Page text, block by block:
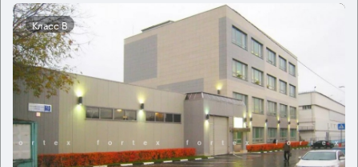
Класс B